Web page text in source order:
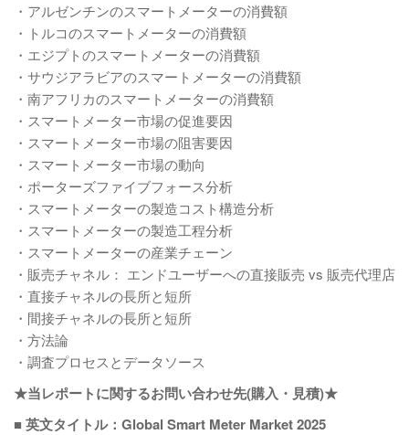
・アルゼンチンのスマートメーターの消費額
・トルコのスマートメーターの消費額
・エジプトのスマートメーターの消費額
・サウジアラビアのスマートメーターの消費額
・南アフリカのスマートメーターの消費額
・スマートメーター市場の促進要因
・スマートメーター市場の阻害要因
・スマートメーター市場の動向
・ポーターズファイブフォース分析
・スマートメーターの製造コスト構造分析
・スマートメーターの製造工程分析
・スマートメーターの産業チェーン
・販売チャネル： エンドユーザーへの直接販売 vs 販売代理店
・直接チャネルの長所と短所
・間接チャネルの長所と短所
・方法論
・調査プロセスとデータソース
★当レポートに関するお問い合わせ先(購入・見積)★
■ 英文タイトル：Global Smart Meter Market 2025